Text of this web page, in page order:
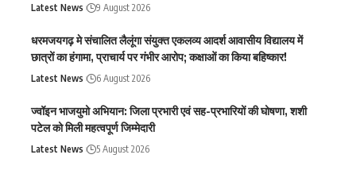
Latest News 9 August 2026
धरमजयगढ़ मे संचालित लैलूंगा संयुक्त एकलव्य आदर्श आवासीय विद्यालय में
छात्रों का हंगामा, प्राचार्य पर गंभीर आरोप; कक्षाओं का किया बहिष्कार!
Latest News 6 August 2026
ज्वॉइन भाजयुमो अभियान: जिला प्रभारी एवं सह-प्रभारियों की घोषणा, शशी
पटेल को मिली महत्वपूर्ण जिम्मेदारी
Latest News 5 August 2026